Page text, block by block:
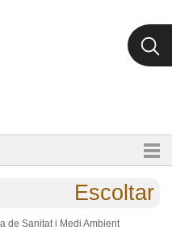
Escoltar
de Sanitat i Medi Ambient